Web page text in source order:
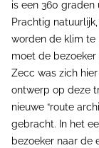
is een 360
Prachtig
worden de klim te
moet de
Zecc was zich
ontwerp op deze
nieuwe “route
gebracht. In het
bezoeker naar de